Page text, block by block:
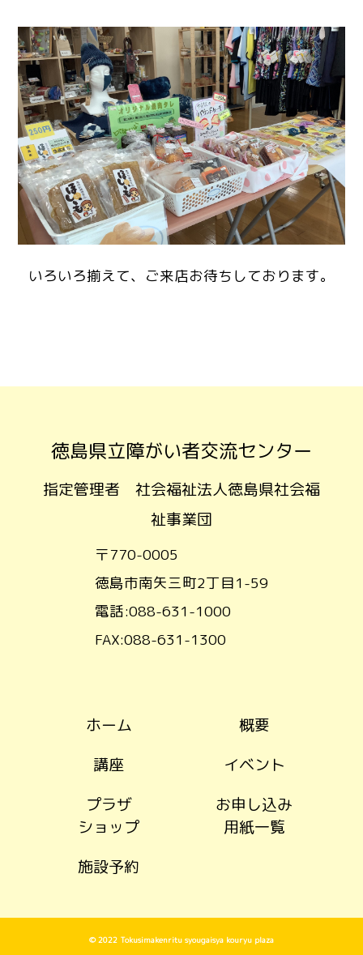
いろいろ揃えて、ご来店お待ちしております。
徳島県立障がい者交流センター
指定管理者 社会福祉法人徳島県社会福
祉事業団
〒770-0005
徳島市南矢三町2丁目1-59
電話:088-631-1000
FAX:088-631-1300
ホーム
概要
講座
イベント
プラザ
ショップ
お申し込み
用紙一覧
施設予約
© 2022 Tokusimakenritu syougaisya kouryu plaza